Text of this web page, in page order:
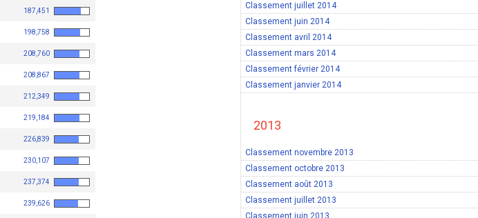
187,451
198,758
208,760
208,867
212,349
219,184
226,839
230,107
237,374
239,626
Classement juillet 2014
Classement juin 2014
Classement avril 2014
Classement mars 2014
Classement février 2014
Classement janvier 2014
2013
Classement novembre 2013
Classement octobre 2013
Classement août 2013
Classement juillet 2013
Classement juin 2013